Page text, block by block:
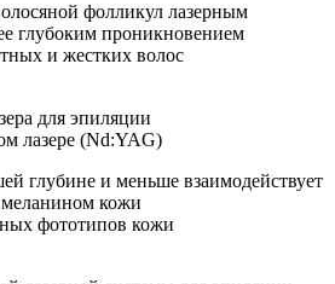
фолликул лазерным
глубоким проникновением
и жестких волос
лазере (Nd:YAG)
глубине и меньше взаимодействует
кожи
фототипов кожи